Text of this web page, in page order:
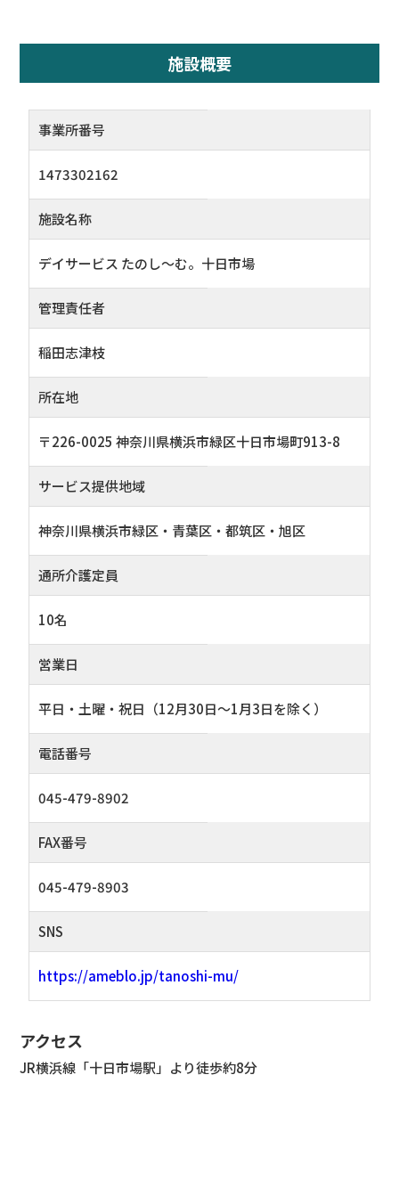
施設概要
事業所番号
1473302162
施設名称
デイサービス たのし～む。十日市場
管理責任者
稲田志津枝
所在地
〒226-0025 神奈川県横浜市緑区十日市場町913-8
サービス提供地域
神奈川県横浜市緑区・青葉区・都筑区・旭区
通所介護定員
10名
営業日
平日・土曜・祝日（12月30日～1月3日を除く）
電話番号
045-479-8902
FAX番号
045-479-8903
SNS
https://ameblo.jp/tanoshi-mu/
アクセス
JR横浜線「十日市場駅」より徒歩約8分